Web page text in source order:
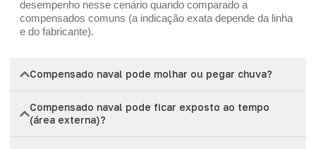
desempenho nesse cenário quando comparado a
compensados comuns (a indicação exata depende da linha
e do fabricante).
Compensado naval pode molhar ou pegar chuva?
Compensado naval pode ficar exposto ao tempo
(área externa)?